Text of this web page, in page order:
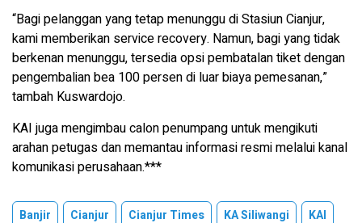
“Bagi pelanggan yang tetap menunggu di Stasiun Cianjur,
kami memberikan service recovery. Namun, bagi yang tidak
berkenan menunggu, tersedia opsi pembatalan tiket dengan
pengembalian bea 100 persen di luar biaya pemesanan,”
tambah Kuswardojo.
KAI juga mengimbau calon penumpang untuk mengikuti
arahan petugas dan memantau informasi resmi melalui kanal
komunikasi perusahaan.***
Banjir Cianjur Cianjur Times KA Siliwangi KAI